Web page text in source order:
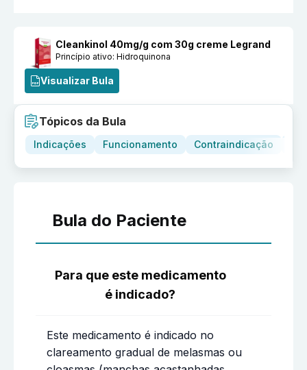
Cleankinol 40mg/g com 30g creme Legrand
Princípio ativo: Hidroquinona
Visualizar Bula
Tópicos da Bula
Indicações Funcionamento Contraindicação
Bula do Paciente
Para que este medicamento
é indicado?
Este medicamento é indicado no
clareamento gradual de melasmas ou